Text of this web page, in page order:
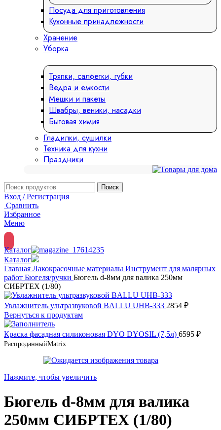
Посуда для приготовления
Кухонные принадлежности
Хранение
Уборка
Тряпки, салфетки, губки
Ведра и емкости
Мешки и пакеты
Швабры, веники, насадки
Бытовая химия
Гладилки, сушилки
Техника для кухни
Праздники
Поиск
Вход / Регистрация
Сравнить
Избранное
Меню
Каталог
Каталог
Главная Лакокрасочные материалы Инструмент для малярных
работ Бюгеля/ручки Бюгель d-8мм для валика 250мм
СИБРТЕХ (1/80)
Увлажнитель ультразвуковой BALLU UHB-333 2854 ₽
Вернуться к продуктам
Краска фасадная силиконовая DYO DYOSIL (7,5л) 6595 ₽
РаспроданныйMatrix
Нажмите, чтобы увеличить
Бюгель d-8мм для валика
250мм СИБРТЕХ (1/80)